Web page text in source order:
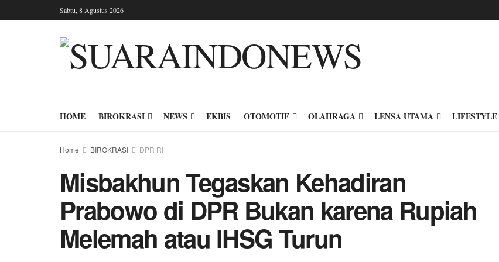
Sabtu, 8 Agustus 2026
HOME BIROKRASI NEWS EKBIS OTOMOTIF OLAHRAGA LENSA UTAMA LIFESTYLE
Home BIROKRASI DPR RI
Misbakhun Tegaskan Kehadiran
Prabowo di DPR Bukan karena Rupiah
Melemah atau IHSG Turun